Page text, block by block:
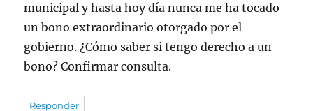
municipal y hasta hoy día nunca me ha tocado
un bono extraordinario otorgado por el
gobierno. ¿Cómo saber si tengo derecho a un
bono? Confirmar consulta.
Responder